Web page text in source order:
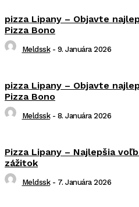
pizza Lipany – Objavte
Pizza Bono
Meldssk - 9. Januára 2026
pizza Lipany – Objavte
Pizza Bono
Meldssk - 8. Januára 2026
Pizza Lipany – Najlepšia
zážitok
Meldssk - 7. Januára 2026